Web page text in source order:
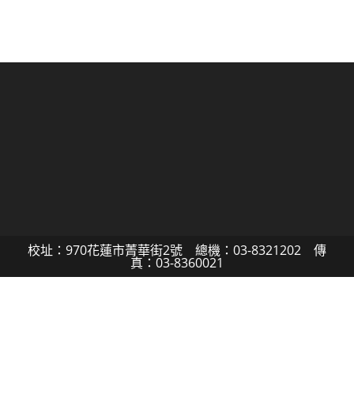
校址：970花蓮市菁華街2號 總機：03-8321202 傳
真：03-8360021